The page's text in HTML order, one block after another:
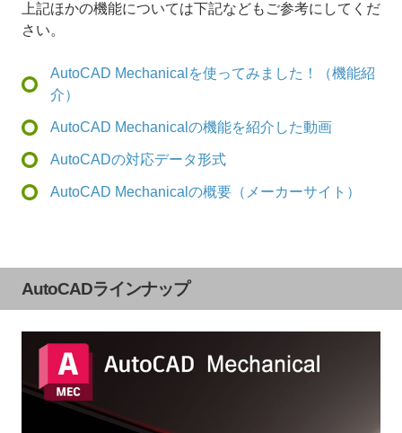
上記ほかの機能については下記などもご参考にしてくだ
さい。
AutoCAD Mechanicalを使ってみました！（機能紹
介）
AutoCAD Mechanicalの機能を紹介した動画
AutoCADの対応データ形式
AutoCAD Mechanicalの概要（メーカーサイト）
AutoCADラインナップ